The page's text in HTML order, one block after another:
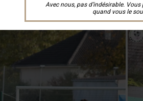
Avec nous, pas d’indésirable.
quand vous le